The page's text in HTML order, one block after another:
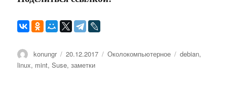
Автор
konungr Опубликовано
20.12.2017 Рубрики
Околокомпьютерное Метки
debian,
linux, mint,Suse,заметки